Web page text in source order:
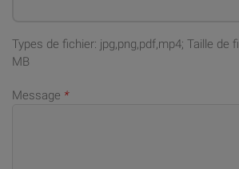
Types de fichier: jpg,png,pdf,mp4; Taille de
MB
Message *